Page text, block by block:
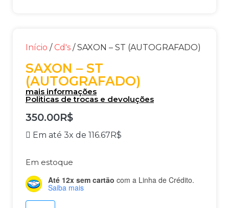
Início / Cd's / SAXON – ST (AUTOGRAFADO)
SAXON – ST
(AUTOGRAFADO)
mais informações
Politicas de trocas e devoluções
350.00R$
Em até 3x de 116.67R$
Em estoque
Até 12x sem cartão com a Linha de Crédito.
Saiba mais